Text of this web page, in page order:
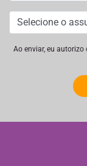
Ao enviar, eu